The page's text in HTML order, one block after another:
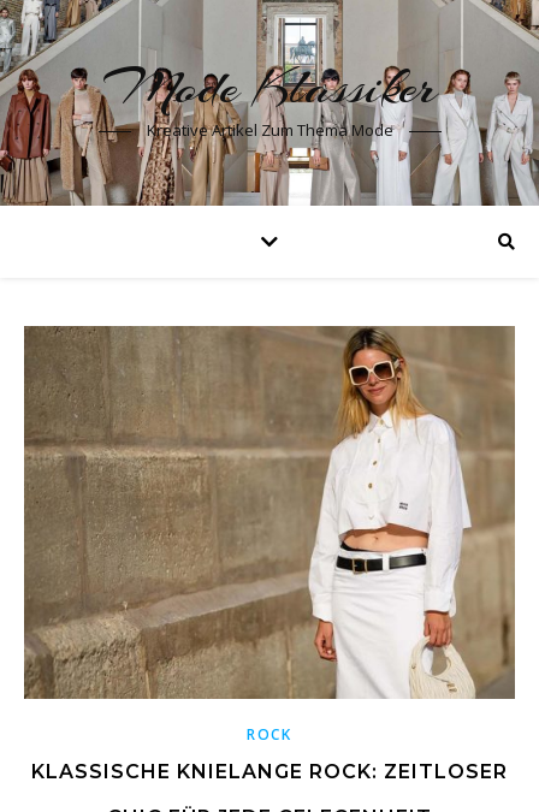
Mode Klassiker
Kreative Artikel Zum Thema Mode
ROCK
KLASSISCHE KNIELANGE ROCK: ZEITLOSER